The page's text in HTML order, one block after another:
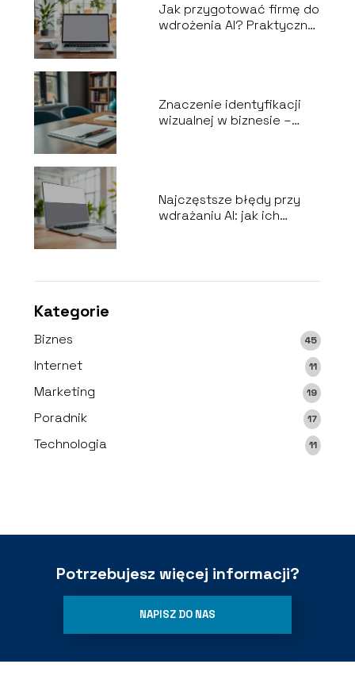
Jak przygotować firmę do
wdrożenia AI? Praktyczny
Znaczenie identyfikacji
wizualnej w biznesie –
Najczęstsze błędy przy
wdrażaniu AI: jak ich
Kategorie
Biznes 45
Internet 11
Marketing 19
Poradnik 17
Technologia 11
Potrzebujesz więcej informacji?
NAPISZ DO NAS